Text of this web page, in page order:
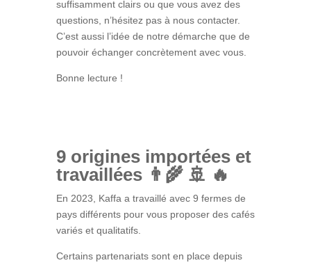
suffisamment clairs ou que vous avez des
questions, n’hésitez pas à nous contacter.
C’est aussi l’idée de notre démarche que de
pouvoir échanger concrètement avec vous.
Bonne lecture !
9 origines importées et
travaillées 👨‍🌾 🚢 🔥
En 2023, Kaffa a travaillé avec 9 fermes de
pays différents pour vous proposer des cafés
variés et qualitatifs.
Certains partenariats sont en place depuis